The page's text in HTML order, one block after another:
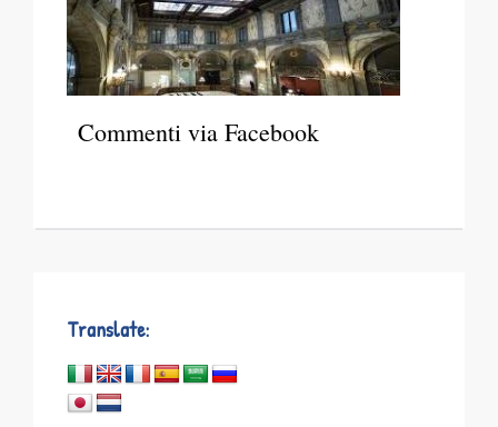
Commenti via Facebook
Translate: